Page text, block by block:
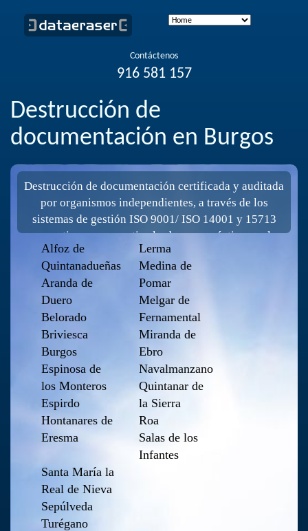
Contáctenos
916 581 157
Destrucción de
documentación en Burgos
Destrucción de documentación certificada y auditada
por organismos independientes, a través de los
sistemas de gestión ISO 9001/ ISO 14001 y 15713
normativa que garantiza las buenas prácticas en la
destrucción confidencial de papel, ropa, textil, Cd,
material informático. Garantizamos el cumplimiento
del Reglamento Europeo de Protección de Datos.
Alfoz de
Quintanadueñas
Aranda de
Duero
Belorado
Briviesca
Burgos
Espinosa de
los Monteros
Espirdo
Hontanares de
Eresma
Lerma
Medina de
Pomar
Melgar de
Fernamental
Miranda de
Ebro
Navalmanzano
Quintanar de
la Sierra
Roa
Salas de los
Infantes
Santa María la
Real de Nieva
Sepúlveda
Turégano